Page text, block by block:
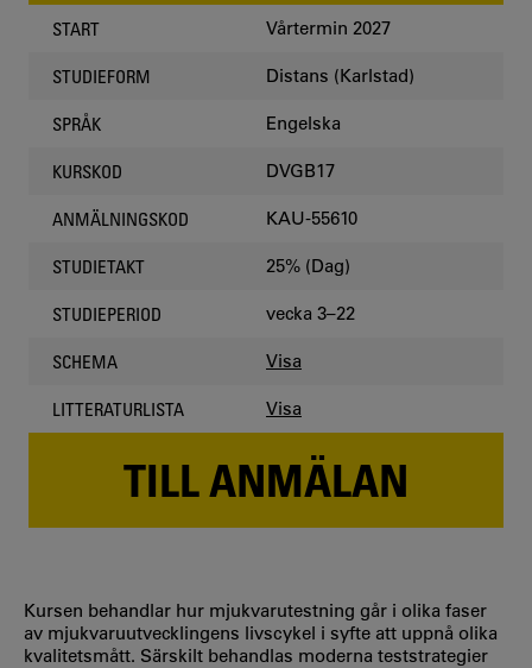
START Vårtermin 2027
STUDIEFORM Distans (Karlstad)
SPRÅK Engelska
KURSKOD DVGB17
ANMÄLNINGSKOD KAU-55610
STUDIETAKT 25% (Dag)
STUDIEPERIOD vecka 3–22
SCHEMA Visa
LITTERATURLISTA Visa
TILL ANMÄLAN
Kursen behandlar hur mjukvarutestning går i olika faser
av mjukvaruutvecklingens livscykel i syfte att uppnå olika
kvalitetsmått. Särskilt behandlas moderna teststrategier